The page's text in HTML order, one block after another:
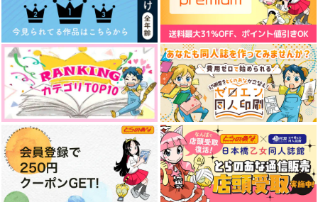
捕食
clockrock
787円（税込）
五条悟×虎杖悠仁
サンプル
作品詳細
さとうとハチミツ05
M31
110円（税込）
五条悟×虎杖悠仁
サンプル
作品詳細
ごじょにゃんとゆじく
んまとめ
ゴビョウ
1,887円（税込）
五条悟×虎杖悠仁
サンプル
作品詳細
ビューティフルデイズ
帰路
472円（税込）
呪術廻戦
五条悟×虎杖悠仁
サンプル
カート
彼の人の話
無常讃歌
専売 787円（税込）
呪術廻戦
五条悟×虎杖悠仁
サンプル
カート
好きって言ってよ。下
猿と腰掛
専売 1,572円（税込）
呪術廻戦
五条悟×虎杖悠仁
サンプル
カート